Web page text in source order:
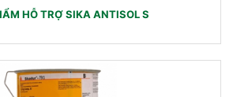
HỖ TRỢ SIKA ANTISOL S